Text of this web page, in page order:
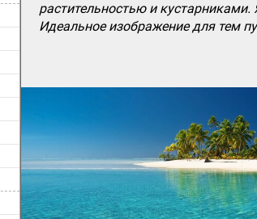
растительностью и
Идеальное изображение для тем